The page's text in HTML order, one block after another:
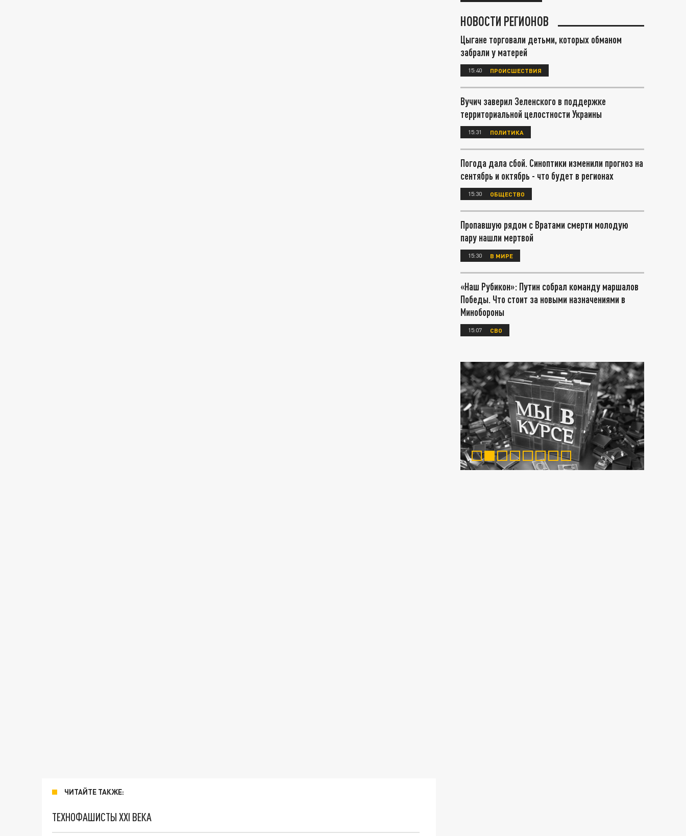
ЧИТАЙТЕ ТАКЖЕ:
ТЕХНОФАШИСТЫ XXI ВЕКА
НОВОСТИ РЕГИОНОВ
Цыгане торговали детьми, которых обманом
забрали у матерей
15:40 ПРОИСШЕСТВИЯ
Вучич заверил Зеленского в поддержке
территориальной целостности Украины
15:31 ПОЛИТИКА
Погода дала сбой. Синоптики изменили прогноз на
сентябрь и октябрь - что будет в регионах
15:30 ОБЩЕСТВО
Пропавшую рядом с Вратами смерти молодую
пару нашли мертвой
15:30 В МИРЕ
«Наш Рубикон»: Путин собрал команду маршалов
Победы. Что стоит за новыми назначениями в
Минобороны
15:07 СВО